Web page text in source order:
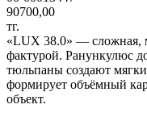
90700,00
тг.
«LUX 38.0» — сложная,
фактурой. Ранункулюс
тюльпаны создают
формирует объёмный
объект.